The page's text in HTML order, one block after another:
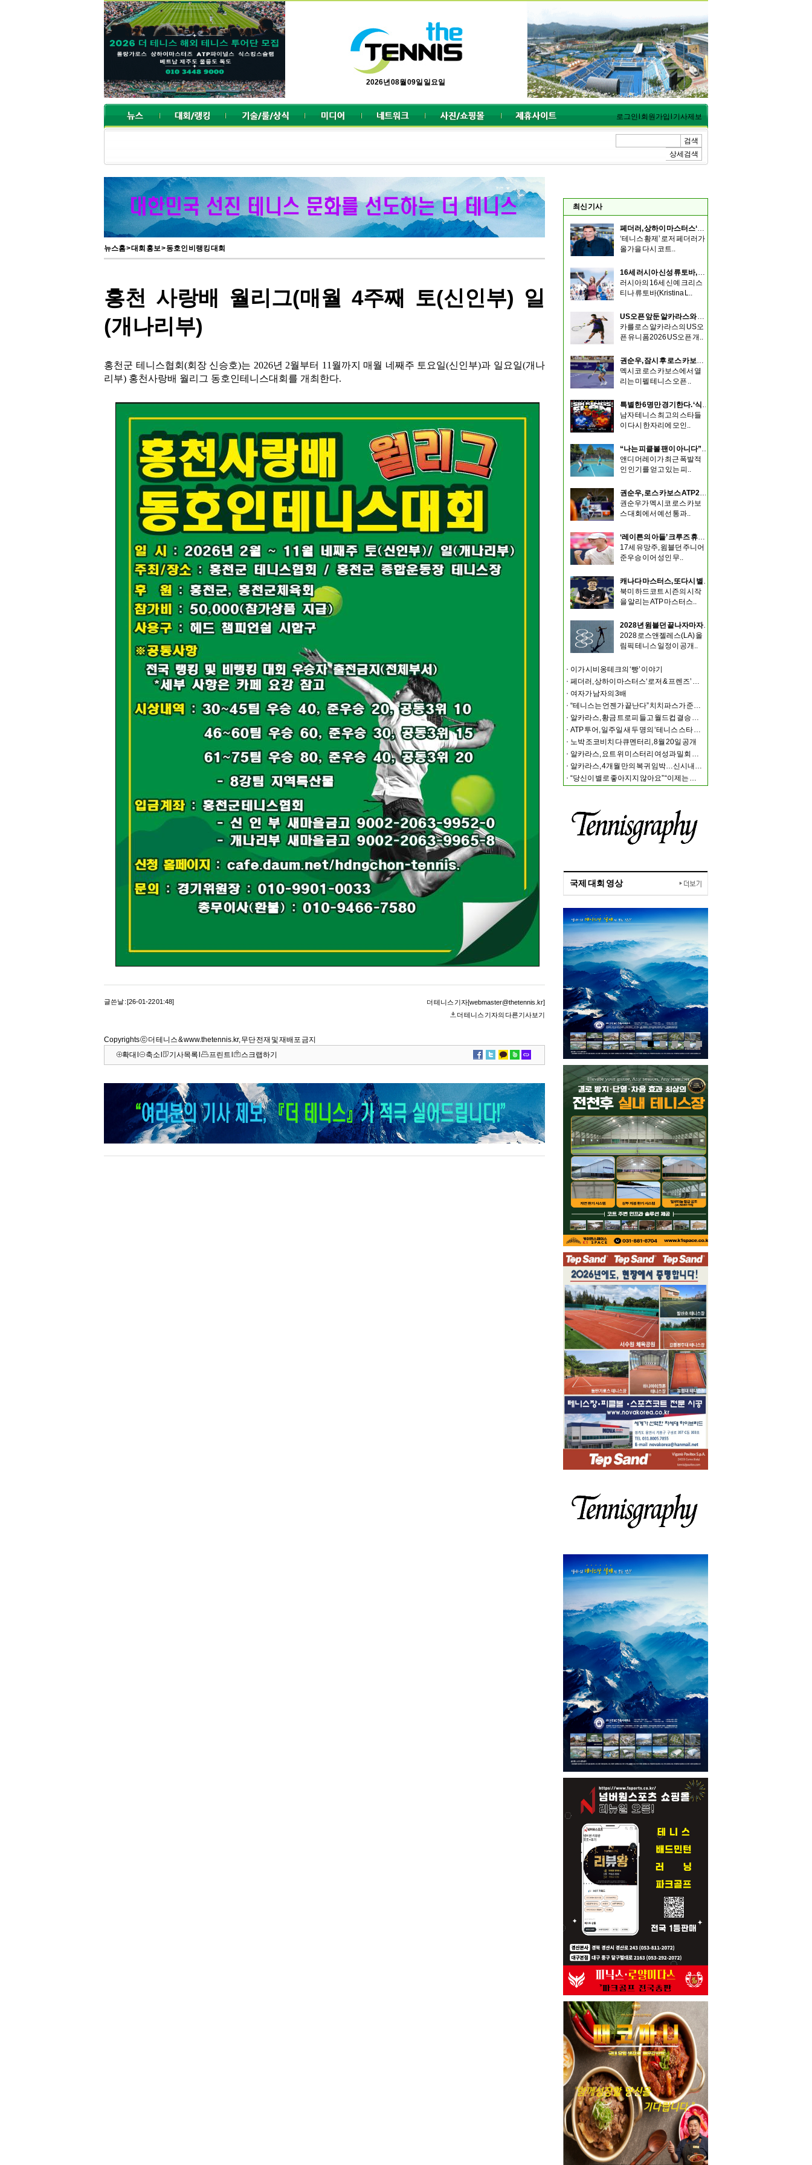
2026년 08월 09일 일요일
로그인 회원가입 기사제보
검색
상세검색
뉴스홈>대회 홍보>동호인 비랭킹 대회
홍천 사랑배 월리그(매월 4주째 토(신인부) 일
(개나리부)
홍천군 테니스협회(회장 신승호)는 2026년 2월부터 11월까지 매월 네째주 토요일(신인부)과 일요일(개나
리부) 홍천사랑배 월리그 동호인테니스대회를 개최한다.
글쓴날 : [26-01-22 01:48]
더 테니스 기자[webmaster@thetennis.kr]
더 테니스 기자의 다른기사보기
Copyrights ⓒ 더 테니스 & www.thetennis.kr, 무단 전재 및 재배포 금지
확대
축소 기사목록 프린트 스크랩하기
최신 기사
페더러, 상하이 마스터스‘로저 & 프렌즈’ 출전
‘테니스 황제’ 로저 페더러가
올가을 다시 코트..
16세 러시아 신성 류토바, 멤피스에서 예선 통과해 우승
러시아의 16세 신예 크리스
티나 류토바(Kristina L..
US오픈 앞둔 알카라스와 시너, 나이키 새 유니폼 공개
카를로스 알카라스의 US오
픈 유니폼2026 US오픈 개..
권순우, 잠시 후 로스 카보스 ATP250대회 1라운드 시작
멕시코 로스 카보스에서 열
리는 미펠 테니스 오픈 ..
특별한 6명만 경기한다. ‘식스 킹스 슬램’ 출전 선수 확정
남자 테니스 최고의 스타들
이 다시 한자리에 모인..
“나는 피클볼 팬이 아니다”…앤디 머레이가 말한 피클볼의 장단점
앤디 머레이가 최근 폭발적
인 인기를 얻고 있는 피..
권순우, 로스 카보스 ATP250 본선 진출…10주년 무대에서 다시 도약 노린다
권순우가 멕시코 로스 카보
스 대회에서 예선 통과..
‘레이튼의 아들’ 크루즈 휴이트, 두 번의 행운 잡고 워싱턴 ATP 본선 첫 진출
17세 유망주, 윔블던 주니어
준우승 이어 성인 무..
캐나다 마스터스, 또다시 별들의 외면… 시너·알카라스·조코비치 모두 불참
북미 하드코트 시즌의 시작
을 알리는 ATP 마스터스..
2028년 윔블던 끝나자마자 LA 올림픽… 선수들 ‘강행군’ 불가피
2028 로스앤젤레스(LA) 올
림픽 테니스 일정이 공개..
이가 시비옹테크의 ‘빵’ 이야기
페더러, 상하이 마스터스‘로저 & 프렌즈’ 출전
여자가 남자의 3배
“테니스는 언젠가 끝난다” 치치파스가 준비하는 또 하나는?
알카라스, 황금 트로피 들고 월드컵 결승 경기장에 나타나
ATP 투어, 일주일 새 두 명의 ‘테니스 스타 결혼식’ 화제
노박 조코비치 다큐멘터리, 8월 20일 공개
알카라스, 요트 위 미스터리 여성과 밀회 포착
알카라스, 4개월 만의 복귀 임박…신시내티 마스터스 통해 US오픈 출격 시동
“당신이 별로 좋아지지 않아요” “이제는 제가 정말 조심해야” 시너와 즈브레프 인터뷰
국제 대회 영상